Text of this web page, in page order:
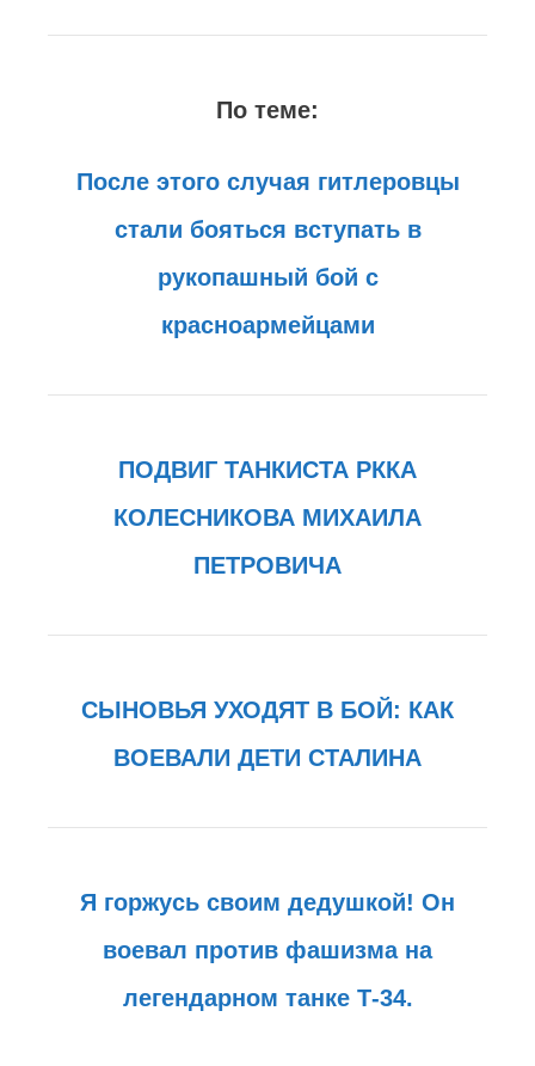
По теме:
После этого случая гитлеровцы
стали бояться вступать в
рукопашный бой с
красноармейцами
ПОДВИГ ТАНКИСТА РККА
КОЛЕСНИКОВА МИХАИЛА
ПЕТРОВИЧА
СЫНОВЬЯ УХОДЯТ В БОЙ: КАК
ВОЕВАЛИ ДЕТИ СТАЛИНА
Я горжусь своим дедушкой! Он
воевал против фашизма на
легендарном танке Т-34.